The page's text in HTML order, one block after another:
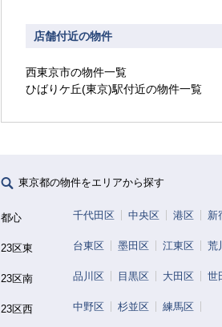
店舗付近の物件
西東京市の物件一覧
ひばりケ丘(東京)駅付近の物件一覧
東京都の物件をエリアから探す
都心 千代田区 中央区 港区 新
23区東 台東区 墨田区 江東区 荒
23区南 品川区 目黒区 大田区 世
23区西 中野区 杉並区 練馬区